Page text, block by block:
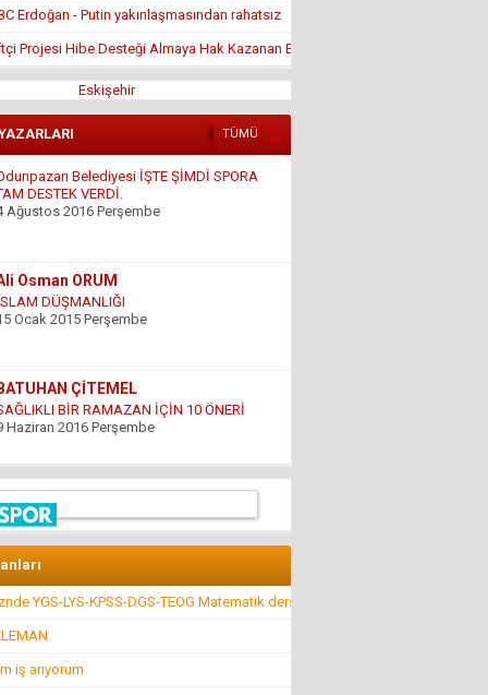
Erdoğan - Putin yakınlaşmasından rahatsız
Projesi Hibe Desteği Almaya Hak Kazanan Ek Asil Listeleri
Eskişehir
TÜMÜ
DESTEK VERDİ.
Ağustos 2016 Perşembe
DÜŞMANLIĞI
Ocak 2015 Perşembe
BİR RAMAZAN İÇİN 10 ÖNERİ
Haziran 2016 Perşembe
9 Haziran 2016 Perşembe
kim yardım edecek!..
Nisan 2016 Cuma
GÜVEN
YGS-LYS-KPSS-DGS-TEOG Matematik dersi
iş arıyorum